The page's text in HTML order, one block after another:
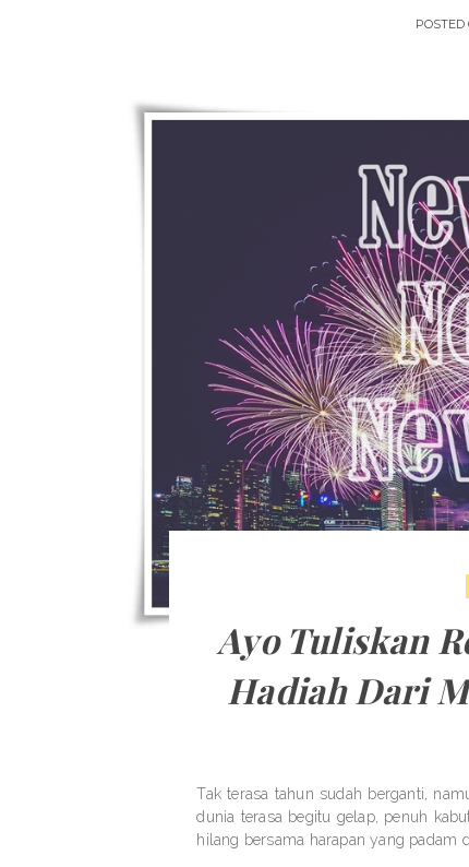
POSTED
Ayo Tuliskan
Hadiah Dari
Tak terasa tahun sudah berganti,
dunia terasa begitu gelap, penuh
hilang bersama harapan yang padam